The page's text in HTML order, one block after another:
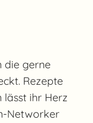
die gerne
Rezepte
lässt ihr Herz
Networker